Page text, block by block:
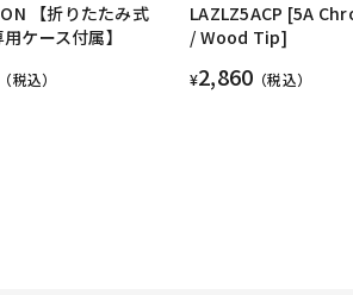
【折りたたみ式
ケース付属】
（税込）
LAZLZ5ACP [5A
/ Wood Tip]
¥2,860 （税込）